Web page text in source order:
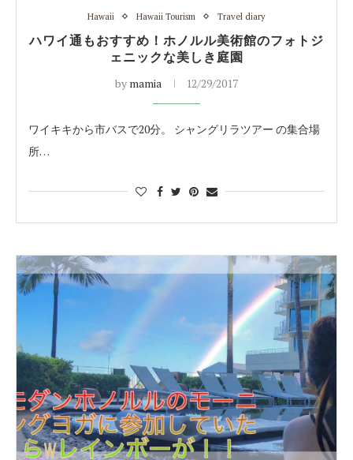
Hawaii Hawaii Tourism Travel diary
ハワイ通もおすすめ！ホノルル美術館のフォトジ
ェニックな美しき庭園
by mamia 12/29/2017
ワイキキから市バスで20分。 シャングリラツアー の集合場
所…